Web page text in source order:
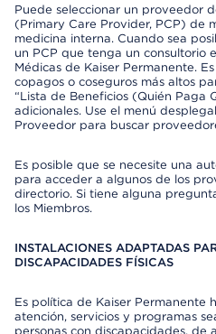
Puede seleccionar un proveedor
(Primary Care Provider, PCP) de
medicina interna. Cuando sea
un PCP que tenga un consultorio
Médicas de Kaiser Permanente.
copagos o coseguros más altos
“Lista de Beneficios (Quién Paga
adicionales. Use el menú
Proveedor para buscar
Es posible que se necesite una
para acceder a algunos de los
directorio. Si tiene alguna
los Miembros.
INSTALACIONES ADAPTADAS
DISCAPACIDADES FÍSICAS
Es política de Kaiser Permanente
atención, servicios y programas
personas con discapacidades, de